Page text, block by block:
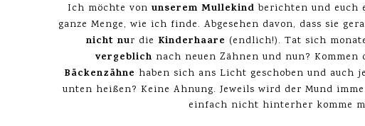
Ich möchte von unserem Mullekind berichten und euch
ganze Menge, wie ich finde. Abgesehen davon, dass sie
nicht nur die Kinderhaare (endlich!). Tat sich
vergeblich nach neuen Zähnen und nun? Kommen
Bäckenzähne haben sich ans Licht geschoben und auch
unten heißen? Keine Ahnung. Jeweils wird der Mund
einfach nicht hinterher komme